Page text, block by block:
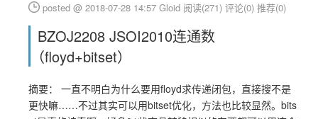
posted @ 2018-07-28 14:57 Gloid 阅读(271) 评论(0) 推荐(0)
BZOJ2208 JSOI2010连通数
（floyd+bitset）
摘要： 一直不明白为什么要用floyd求传递闭包，直接搜不是
更快嘛……不过其实可以用bitset优化，方法也比较显然。bits